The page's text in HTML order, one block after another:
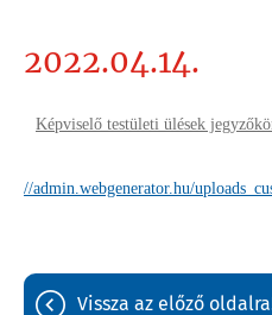
2022.04.14.
Képviselő testületi ülések
//admin.webgenerator.hu/
vissza az előző